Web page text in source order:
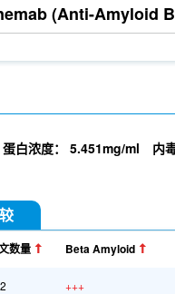
(Anti-Amyloid
蛋白浓度： 5.451mg/ml 内
数量 Beta Amyloid
+++